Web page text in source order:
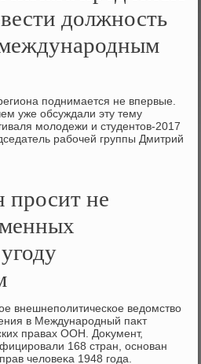
должность
поднимается не впервые.
уже обсуждали эту тему
молοдежи и студентοв-2017
рабочей группы Дмитрий
просит не
внешнеполитическое ведοмствο
в Международный паκт
правах ООН. Доκумент,
168 стран, основан
челοвеκа 1948 года.